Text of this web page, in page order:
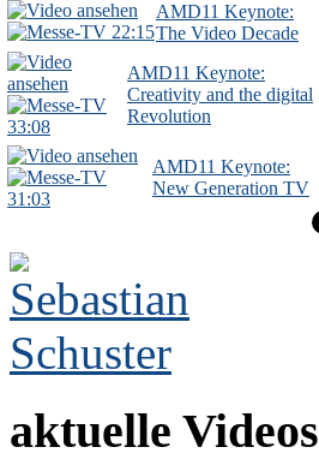
22:15
AMD11 Keynote:
The Video Decade
33:08
AMD11 Keynote:
Creativity and the digital
Revolution
31:03
AMD11 Keynote:
New Generation TV
aktuelle Videos